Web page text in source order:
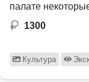
палате
1300
Культура